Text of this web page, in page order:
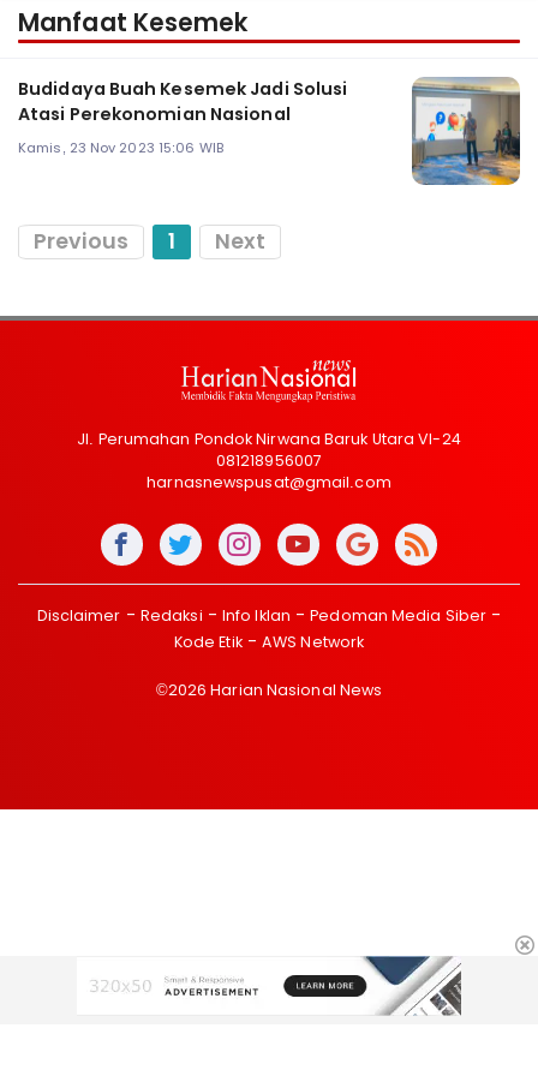
Manfaat Kesemek
Budidaya Buah Kesemek Jadi Solusi
Atasi Perekonomian Nasional
Kamis, 23 Nov 2023 15:06 WIB
Previous 1 Next
Jl. Perumahan Pondok Nirwana Baruk Utara VI-24
081218956007
harnasnewspusat@gmail.com
Disclaimer Redaksi Info Iklan
Pedoman Media Siber
Kode Etik
AWS Network
©2026 Harian Nasional News